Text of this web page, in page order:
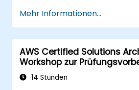
Vereinbarung zu treffen.
Mehr Informationen...
AWS Certified Solutions
Workshop zur
14 Stunden